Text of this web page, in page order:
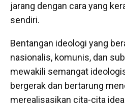
jarang dengan cara yang
sendiri.
Bentangan ideologi yang
nasionalis, komunis, dan
mewakili semangat
bergerak dan bertarung
merealisasikan cita-cita